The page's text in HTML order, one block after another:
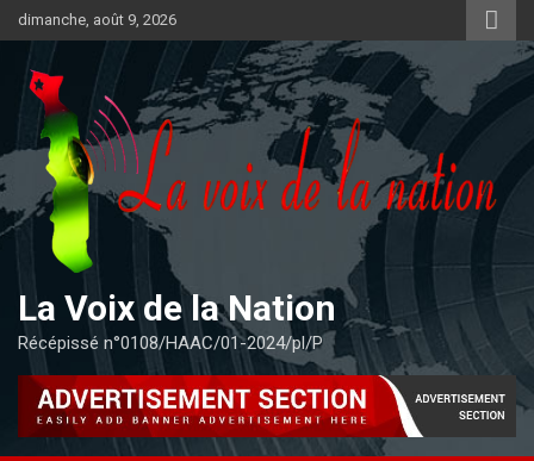
Aller
au
contenu
dimanche, août 9, 2026
La Voix de la Nation
Récépissé n°0108/HAAC/01-2024/pl/P